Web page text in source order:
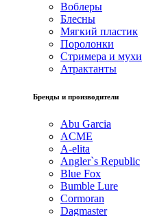
Воблеры
Блесны
Мягкий пластик
Поролонки
Стримера и мухи
Атрактанты
Бренды и производители
Abu Garcia
ACME
A-elita
Angler`s Republic
Blue Fox
Bumble Lure
Cormoran
Dagmaster